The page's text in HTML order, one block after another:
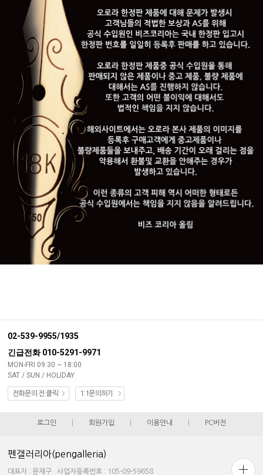
02-539-9955/1935
긴급전화 010-5291-9971
MON-FRI 09:30 ~ 18:00
SAT / SUN / HOLIDAY
전화문의 전 클릭 1:1문의하기
로그인 회원가입 이용안내 PC버전
펜갤러리아(pengalleria)
대표자 : 윤재구 사업자등록번호 : 105-09-59658